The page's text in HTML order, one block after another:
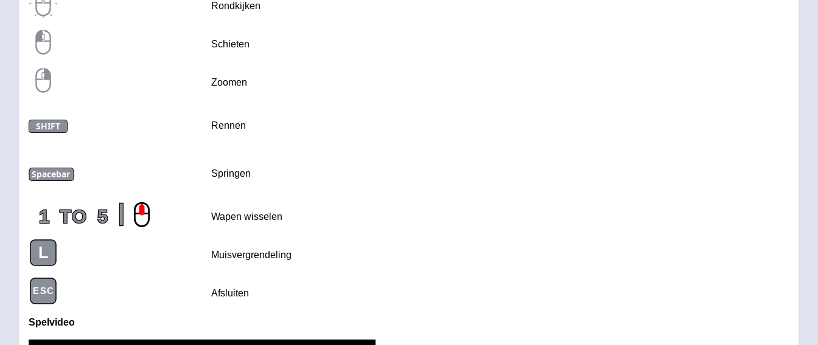
Rondkijken
Schieten
Zoomen
SHIFT Rennen
Spacebar Springen
1 TO 5 | Wapen wisselen
L Muisvergrendeling
ESC Afsluiten
Spelvideo